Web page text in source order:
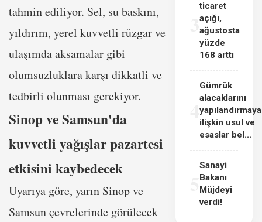
tahmin ediliyor. Sel, su baskını,
yıldırım, yerel kuvvetli rüzgar ve
ulaşımda aksamalar gibi
olumsuzluklara karşı dikkatli ve
tedbirli olunması gerekiyor.
Sinop ve Samsun'da
kuvvetli yağışlar pazartesi
etkisini kaybedecek
Uyarıya göre, yarın Sinop ve
Samsun çevrelerinde görülecek
3
ticaret
açığı,
ağustosta
yüzde
168 arttı
4
Gümrük
alacaklarını
yapılandırmaya
ilişkin usul ve
esaslar bel...
Sanayi
Bakanı
Müjdeyi
verdi!